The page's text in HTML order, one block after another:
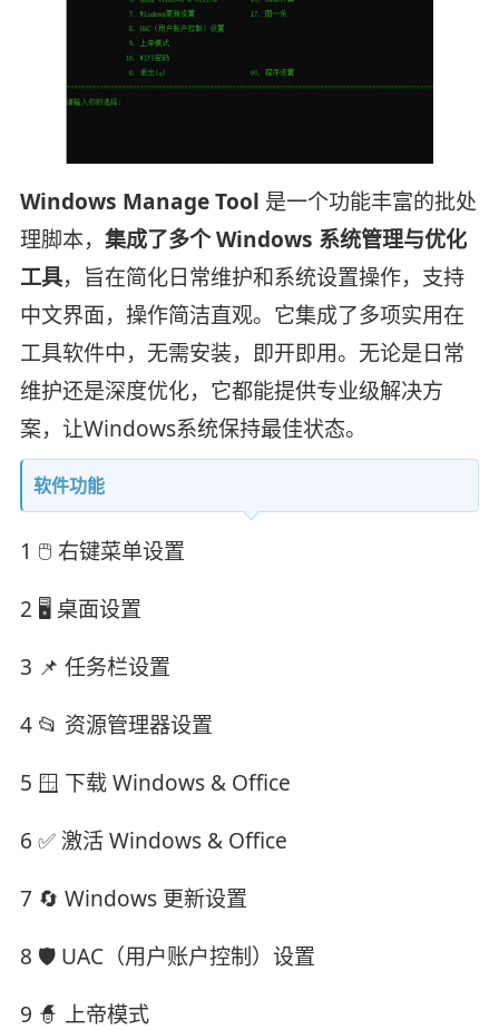
Windows Manage Tool 是一个功能丰富的批处
理脚本， 集成了多个 Windows 系统管理与优化
工具，旨在简化日常维护和系统设置操作，支持
中文界面，操作简洁直观。它集成了多项实用在
工具软件中，无需安装，即开即用。无论是日常
维护还是深度优化，它都能提供专业级解决方
案，让Windows系统保持最佳状态。
软件功能
1 🖱️ 右键菜单设置
2 🖥️ 桌面设置
3 📌 任务栏设置
4 📂 资源管理器设置
5 🪟 下载 Windows & Office
6 ✅ 激活 Windows & Office
7 🔄 Windows 更新设置
8 🛡️ UAC（用户账户控制）设置
9 🧙 上帝模式